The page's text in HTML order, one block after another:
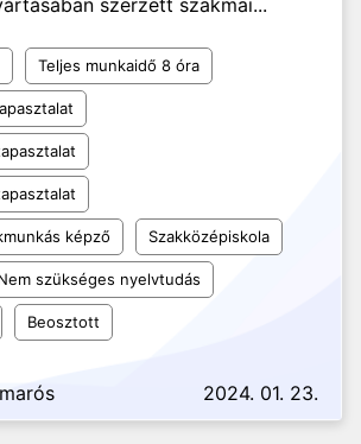
szerzett szakmai...
Teljes munkaidő 8 óra
képző Szakközépiskola
szükséges nyelvtudás
Beosztott
2024. 01. 23.